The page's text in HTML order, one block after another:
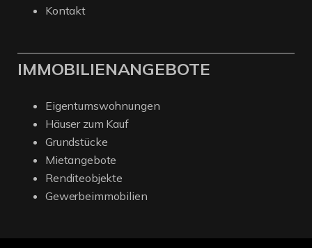
Kontakt
IMMOBILIENANGEBOTE
Eigentumswohnungen
Häuser zum Kauf
Grundstücke
Mietangebote
Renditeobjekte
Gewerbeimmobilien